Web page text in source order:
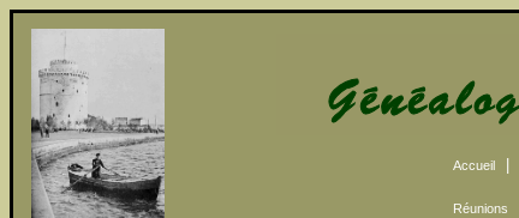
Accueil
Réunions